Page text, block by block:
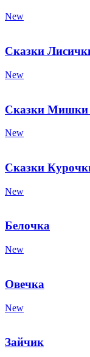
New
Сказки
New
Сказки Мишки
New
Сказки
New
Белочка
New
Овечка
New
Зайчик